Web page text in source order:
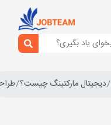
دیجیتال مارکتینگ چیست؟